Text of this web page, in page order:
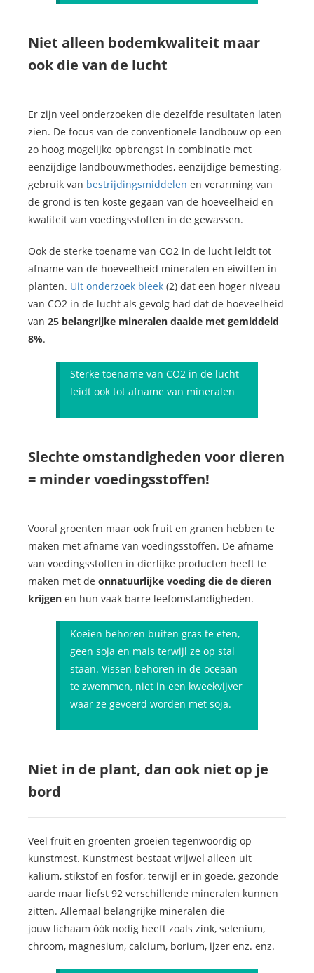
Niet alleen bodemkwaliteit maar
ook die van de lucht
Er zijn veel onderzoeken die dezelfde resultaten laten
zien. De focus van de conventionele landbouw op een
zo hoog mogelijke opbrengst in combinatie met
eenzijdige landbouwmethodes, eenzijdige bemesting,
gebruik van bestrijdingsmiddelen en verarming van
de grond is ten koste gegaan van de hoeveelheid en
kwaliteit van voedingsstoffen in de gewassen.
Ook de sterke toename van CO2 in de lucht leidt tot
afname van de hoeveelheid mineralen en eiwitten in
planten. Uit onderzoek bleek (2) dat een hoger niveau
van CO2 in de lucht als gevolg had dat de hoeveelheid
van 25 belangrijke mineralen daalde met gemiddeld
8%.
Sterke toename van CO2 in de lucht
leidt ook tot afname van mineralen
Slechte omstandigheden voor dieren
= minder voedingsstoffen!
Vooral groenten maar ook fruit en granen hebben te
maken met afname van voedingsstoffen. De afname
van voedingsstoffen in dierlijke producten heeft te
maken met de onnatuurlijke voeding die de dieren
krijgen en hun vaak barre leefomstandigheden.
Koeien behoren buiten gras te eten,
geen soja en mais terwijl ze op stal
staan. Vissen behoren in de oceaan
te zwemmen, niet in een kweekvijver
waar ze gevoerd worden met soja.
Niet in de plant, dan ook niet op je
bord
Veel fruit en groenten groeien tegenwoordig op
kunstmest. Kunstmest bestaat vrijwel alleen uit
kalium, stikstof en fosfor, terwijl er in goede, gezonde
aarde maar liefst 92 verschillende mineralen kunnen
zitten. Allemaal belangrijke mineralen die
jouw lichaam óók nodig heeft zoals zink, selenium,
chroom, magnesium, calcium, borium, ijzer enz. enz.